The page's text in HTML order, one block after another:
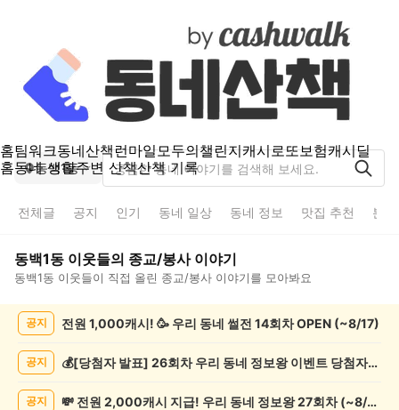
홈팀워크동네산책런마일모두의챌린지캐시로또보험캐시딜
홈동네 생활주변 산책산책 기록
동백1동
전체글 공지 인기 동네 일상 동네 정보 맛집 추천 분
동백1동 이웃들의 종교/봉사이야기
동백1동 이웃들이 직접 올린 종교/봉사 이야기를 모아봐요
교/
공지 전원 1,000캐시! 🥳 우리 동네 썰전 14회차 OPEN (~8/17)
공지 💰[당첨자 발표] 26회차 우리 동네 정보왕 이벤트 당첨자를 발표합니다!
공지 💸 전원 2,000캐시 지급! 우리 동네 정보왕 27회차 (~8/10)